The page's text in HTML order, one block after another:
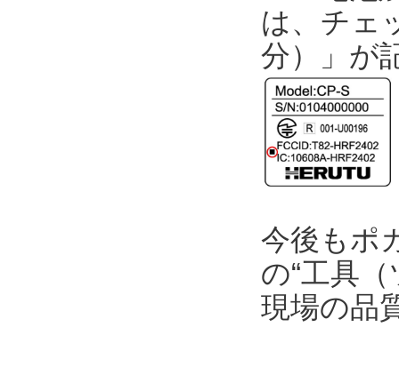
は、チェ
分）」が
今後もポ
の“工具
現場の品